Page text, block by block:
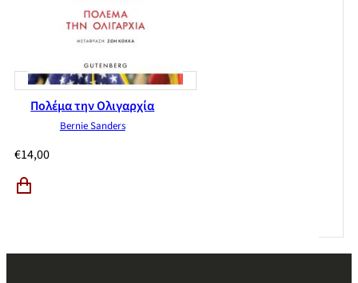
Πολέμα την Ολιγαρχία
Bernie Sanders
€14,00